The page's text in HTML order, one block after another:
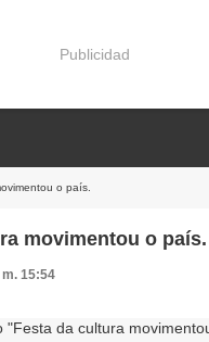
Publicidad
o país.
movimentou o país.
m. 15:54